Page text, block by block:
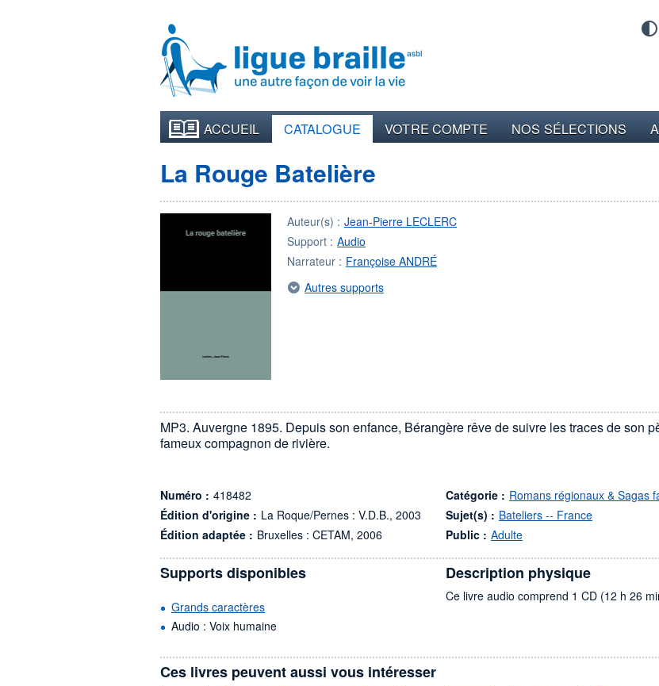
ACCUEIL CATALOGUE VOTRE COMPTE NOS SÉLECTIONS
La Rouge Batelière
Auteur(s) : Jean-Pierre LECLERC
Support : Audio
Narrateur : Françoise ANDRÉ
Autres supports
MP3. Auvergne 1895. Depuis son enfance, Bérangère rêve de suivre les traces de son
fameux compagnon de rivière.
Numéro : 418482
Édition d'origine : La Roque/Pernes : V.D.B., 2003
Édition adaptée : Bruxelles : CETAM, 2006
Catégorie : Romans régionaux & Sagas
Sujet(s) : Bateliers -- France
Public : Adulte
Supports disponibles
Grands caractères
Audio : Voix humaine
Description physique
Ce livre audio comprend 1 CD (12 h 26
Ces livres peuvent aussi vous intéresser